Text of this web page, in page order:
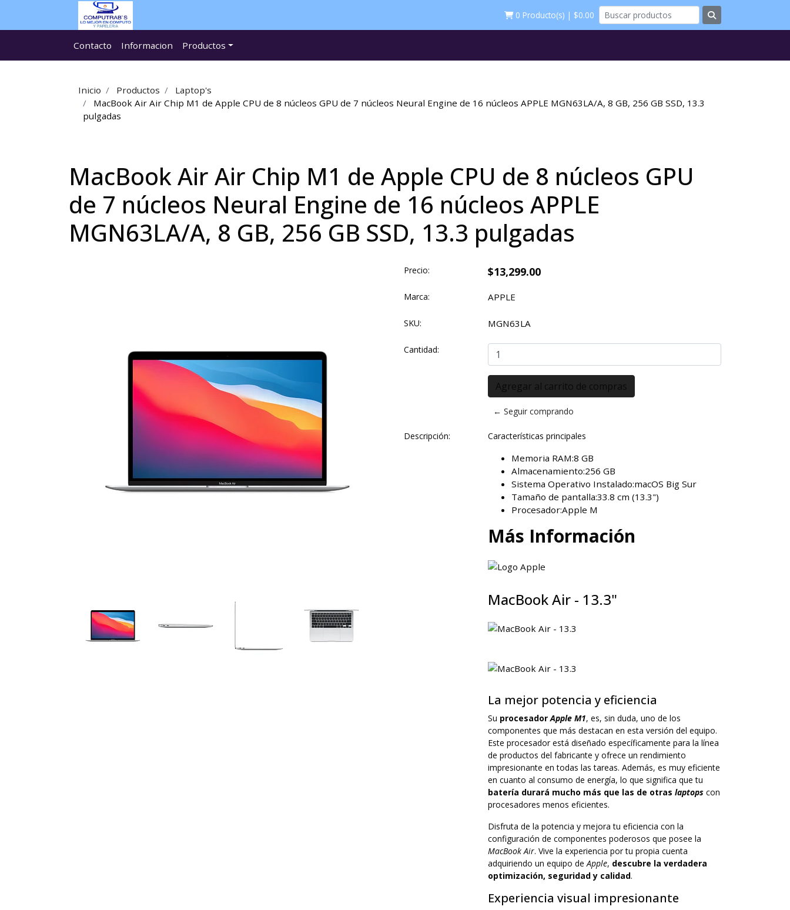
0 Producto(s) | $0.00
Contacto Informacion Productos
Inicio Productos
Laptop's
MacBook Air Air Chip M1 de Apple CPU de 8 núcleos GPU de 7 núcleos Neural Engine de 16 núcleos APPLE MGN63LA/A, 8 GB, 256 GB SSD, 13.3
pulgadas
MacBook Air Air Chip M1 de Apple CPU de 8 núcleos GPU
de 7 núcleos Neural Engine de 16 núcleos APPLE
MGN63LA/A, 8 GB, 256 GB SSD, 13.3 pulgadas
Precio: $13,299.00
Marca: APPLE
SKU: MGN63LA
Cantidad:
← Seguir comprando
Descripción: Características principales
Memoria RAM:8 GB
Almacenamiento:256 GB
Sistema Operativo Instalado:macOS Big Sur
Tamaño de pantalla:33.8 cm (13.3")
Procesador:Apple M
Más Información
MacBook Air - 13.3"
La mejor potencia y eficiencia
Su procesadorApple M1, es, sin duda, uno de los
componentes que más destacan en esta versión del equipo.
Este procesador está diseñado específicamente para la línea
de productos del fabricante y ofrece un rendimiento
impresionante en todas las tareas. Además, es muy eficiente
en cuanto al consumo de energía, lo que significa que tu
batería durará mucho más que las de otras laptopscon
procesadores menos eficientes.
Disfruta de la potencia y mejora tu eficiencia con la
configuración de componentes poderosos que posee la
MacBook Air. Vive la experiencia por tu propia cuenta
adquiriendo un equipo deApple, descubre la verdadera
optimización, seguridad y calidad.
Experiencia visual impresionante